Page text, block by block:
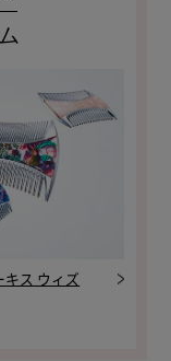
キス ウィズ